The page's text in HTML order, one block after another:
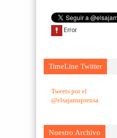
TimeLine Twitter
Tweets por el
@elsajamaprensa.
Nuestro Archivo